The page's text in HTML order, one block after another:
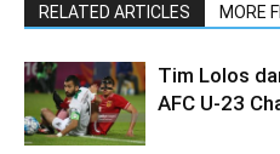
RELATED ARTICLES MORE
Tim Lolos
AFC U-23